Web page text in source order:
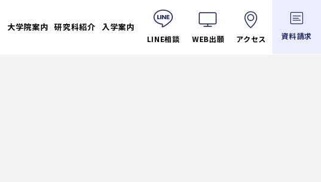
大学院案内 研究科紹介 入学案内
LINE相談 WEB出願 アクセス 資料請求